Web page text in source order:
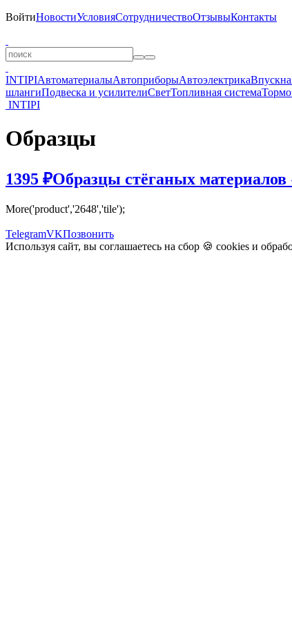
ВойтиНовостиУсловияСотрудничествоОтзывыКонтакты
INTIPIАвтоматериалыАвтоприборыАвтоэлектрика
шлангиПодвеска и усилителиСветТопливная система
INTIPI
Образцы
1395 ₽Образцы стёганых
More('product','2648','tile');
TelegramVKПозвонить
Используя сайт, вы соглашаетесь на сбор 🍪 cookies и